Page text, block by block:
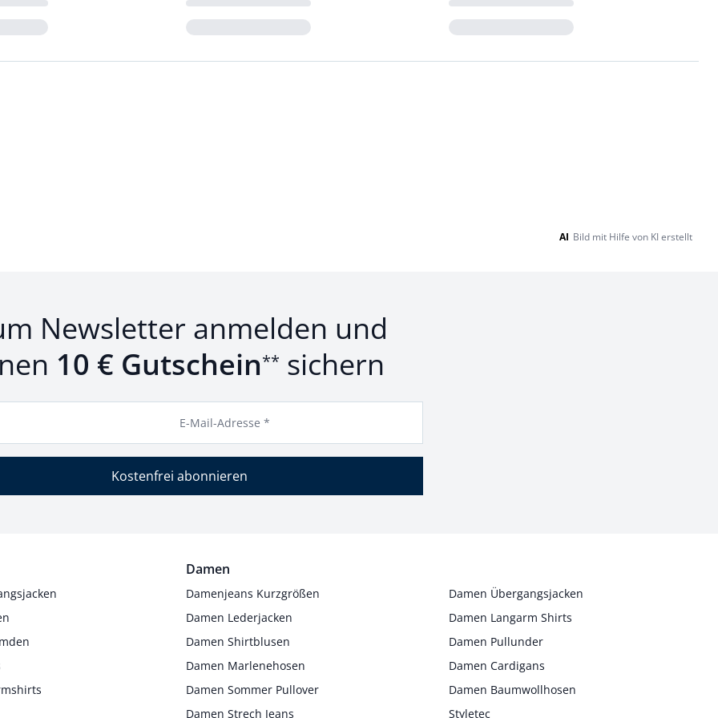
AI Bild mit Hilfe von KI erstellt
Newsletter anmelden und
10 € Gutschein** sichern
E-Mail-Adresse *
Kostenfrei abonnieren
Damen
Damenjeans Kurzgrößen
Damen Übergangsjacken
Damen Lederjacken
Damen Langarm Shirts
Damen Shirtblusen
Damen Pullunder
Damen Marlenehosen
Damen Cardigans
Damen Sommer Pullover
Damen Baumwollhosen
Damen Strech Jeans
Styletec